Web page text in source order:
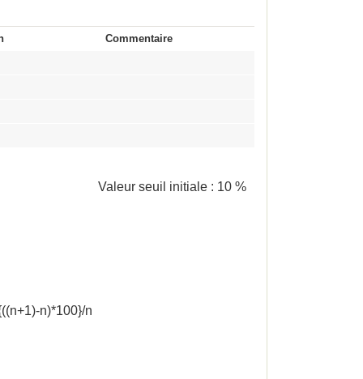
Commentaire
Valeur seuil initiale : 10 %
n)*100}/n